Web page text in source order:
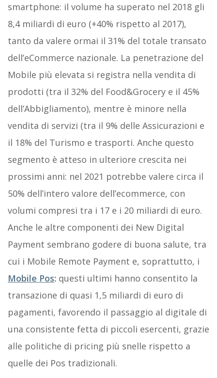
smartphone: il volume ha superato nel 2018 gli
8,4 miliardi di euro (+40% rispetto al 2017),
tanto da valere ormai il 31% del totale transato
dell’eCommerce nazionale. La penetrazione del
Mobile più elevata si registra nella vendita di
prodotti (tra il 32% del Food&Grocery e il 45%
dell’Abbigliamento), mentre è minore nella
vendita di servizi (tra il 9% delle Assicurazioni e
il 18% del Turismo e trasporti. Anche questo
segmento è atteso in ulteriore crescita nei
prossimi anni: nel 2021 potrebbe valere circa il
50% dell’intero valore dell’ecommerce, con
volumi compresi tra i 17 e i 20 miliardi di euro.
Anche le altre componenti dei New Digital
Payment sembrano godere di buona salute, tra
cui i Mobile Remote Payment e, soprattutto, i
Mobile Pos: questi ultimi hanno consentito la
transazione di quasi 1,5 miliardi di euro di
pagamenti, favorendo il passaggio al digitale di
una consistente fetta di piccoli esercenti, grazie
alle politiche di pricing più snelle rispetto a
quelle dei Pos tradizionali.